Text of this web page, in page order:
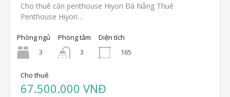
Cho thuê căn penthouse Hiyori Đà Nẵng Thuê
Penthouse Hiyori…
Phòng ngủ
3
Phòng tắm
3
Diện tích
165
Cho thuê
67.500.000 VNĐ